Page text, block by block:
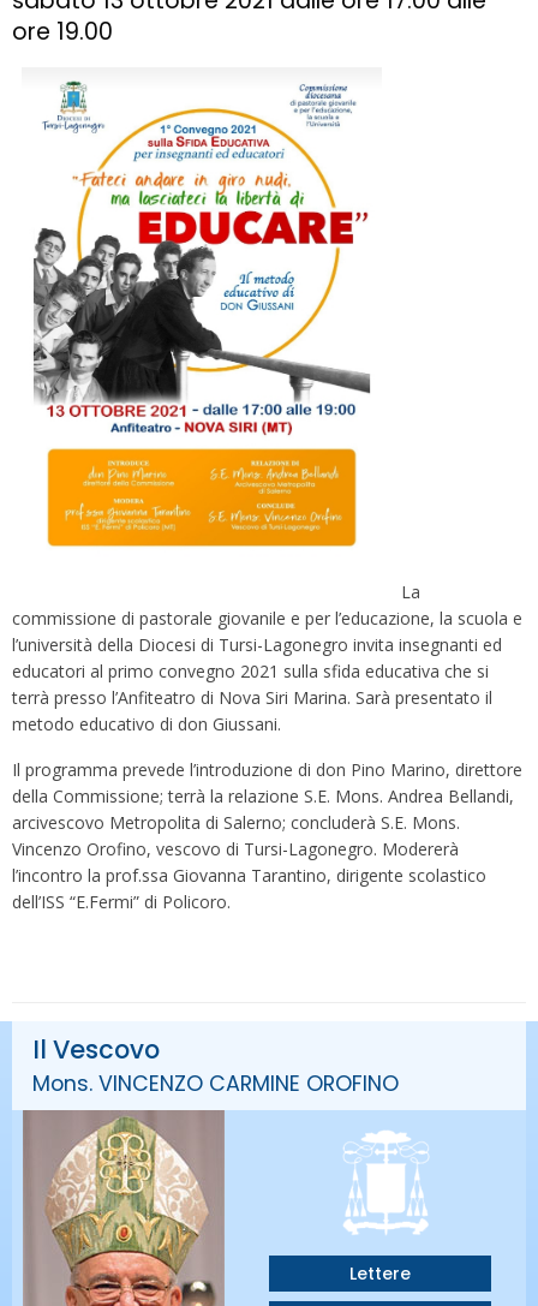
ore 19.00
La
commissione di pastorale giovanile e per l’educazione, la scuola e
l’università della Diocesi di Tursi-Lagonegro invita insegnanti ed
educatori al primo convegno 2021 sulla sfida educativa che si
terrà presso l’Anfiteatro di Nova Siri Marina. Sarà presentato il
metodo educativo di don Giussani.
Il programma prevede l’introduzione di don Pino Marino, direttore
della Commissione; terrà la relazione S.E. Mons. Andrea Bellandi,
arcivescovo Metropolita di Salerno; concluderà S.E. Mons.
Vincenzo Orofino, vescovo di Tursi-Lagonegro. Modererà
l’incontro la prof.ssa Giovanna Tarantino, dirigente scolastico
dell’ISS “E.Fermi” di Policoro.
Il Vescovo
Mons. VINCENZO CARMINE OROFINO
Lettere